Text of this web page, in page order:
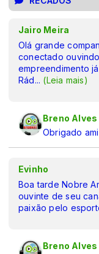
Jairo Meira
Olá grande
conectado
empreendimento
Rád... (Leia mais)
Breno
Obrigado
Evinho
Boa tarde Nobre
ouvinte de seu
paixão pelo
Breno